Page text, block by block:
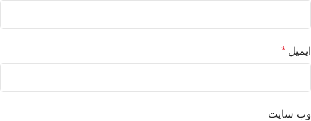
ایمیل *
وب‌ سایت